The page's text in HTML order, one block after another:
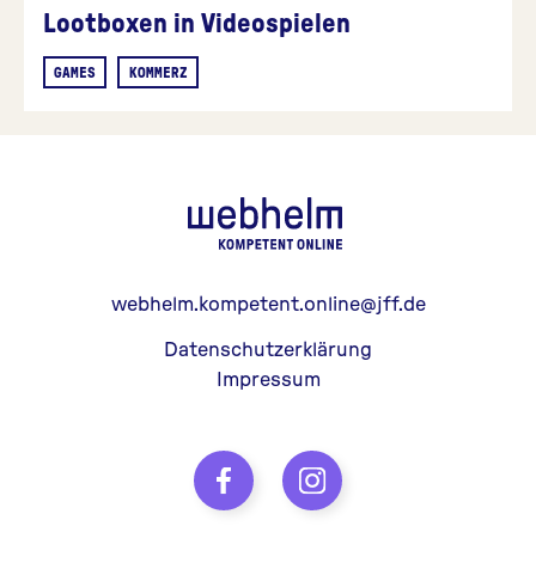
Lootboxen in Videospielen
GAMES KOMMERZ
webhelm.kompetent.online@jff.de
Datenschutzerklärung
Impressum